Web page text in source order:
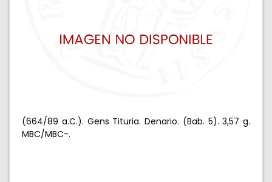
(664/89 a.C.). Gens Tituria. Denario. (Bab. 5). 3,57 g.
MBC/MBC-.